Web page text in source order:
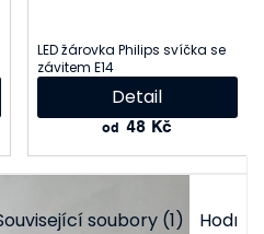
LED žárovka Philips svíčka se
závitem E14
od 48 Kč
Detail
soubory (1)